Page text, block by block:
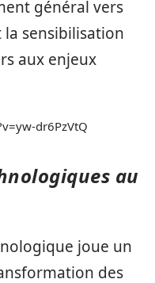
général vers
sensibilisation
aux enjeux
dr6PzVtQ
au
joue un
des